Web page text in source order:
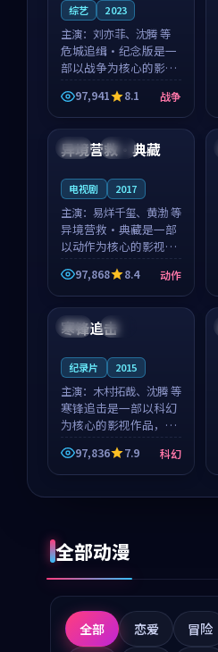
综艺 2023
主演： 刘亦菲、沈腾 等
危城追缉·纪念版是一
部以战争为核心的影视
作品，围绕危机、反转
与人物成长展开，整体
节奏紧凑，值得推荐观
看。
97,941 8.1 战争
英国 杜比
异境营救·典藏
电视剧 2017
主演： 易烊千玺、黄渤 等
异境营救·典藏是一部
以动作为核心的影视作
品，围绕危机、反转与
人物成长展开，整体节
奏紧凑，值得推荐观
看。
97,868 8.4 动作
中国 高分
寒锋追击
纪录片 2015
主演： 木村拓哉、沈腾 等
寒锋追击是一部以科幻
为核心的影视作品，围
绕危机、反转与人物成
长展开，整体节奏紧
凑，值得推荐观看。
97,836 7.9 科幻
全部动漫
全部 恋爱 冒险